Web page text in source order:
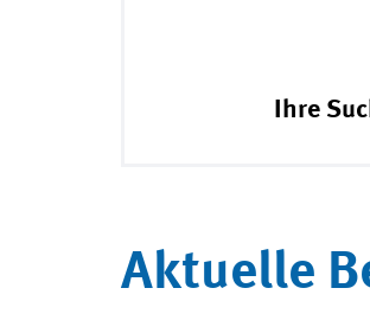
Ihre
Aktuelle